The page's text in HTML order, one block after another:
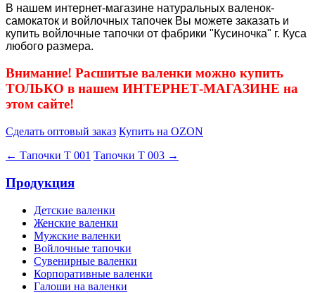
В нашем интернет-магазине натуральных валенок-
самокаток и войлочных тапочек Вы можете заказать и
купить войлочные тапочки от фабрики "Кусиночка" г. Куса
любого размера.
Внимание! Расшитые валенки можно купить
ТОЛЬКО в нашем ИНТЕРНЕТ-МАГАЗИНЕ на
этом сайте!
Сделать оптовый заказ Купить на OZON
← Тапочки Т 001 Тапочки Т 003 →
Продукция
Детские валенки
Женские валенки
Мужские валенки
Войлочные тапочки
Сувенирные валенки
Корпоративные валенки
Галоши на валенки